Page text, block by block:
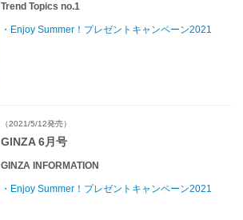
Trend Topics no.1
・Enjoy Summer！プレゼントキャンペーン2021
（2021/5/12発売）
GINZA 6月号
GINZA INFORMATION
・Enjoy Summer！プレゼントキャンペーン2021